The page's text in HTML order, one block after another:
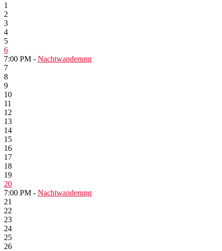
1
2
3
4
5
6
7:00 PM - Nachtwanderung
7
8
9
10
11
12
13
14
15
16
17
18
19
20
7:00 PM - Nachtwanderung
21
22
23
24
25
26